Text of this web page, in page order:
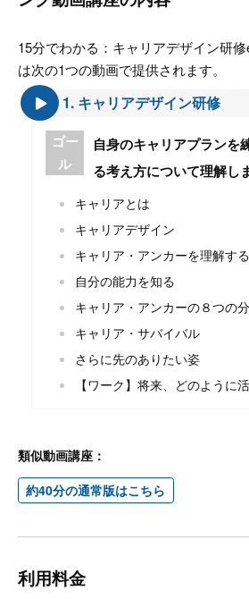
15分でわかる：キャリアデザイン研
は次の1つの動画で提供されます。
1. キャリアデザイン研修
ゴー
ル
自身のキャリアプランを
る考え方について理解し
キャリアとは
キャリアデザイン
キャリア・アンカーを理解する
自分の能力を知る
キャリア・アンカーの８つの
キャリア・サバイバル
さらに先のありたい姿
【ワーク】将来、どのように
類似動画講座：
約40分の通常版はこちら
利用料金